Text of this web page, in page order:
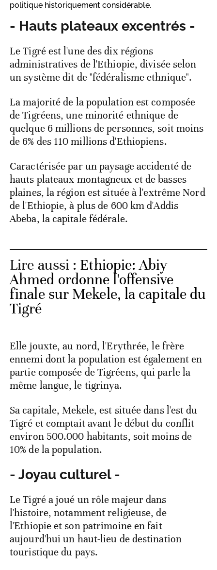
politique historiquement considérable.
- Hauts plateaux excentrés -
Le Tigré est l'une des dix régions
administratives de l'Ethiopie, divisée selon
un système dit de "fédéralisme ethnique".
La majorité de la population est composée
de Tigréens, une minorité ethnique de
quelque 6 millions de personnes, soit moins
de 6% des 110 millions d'Ethiopiens.
Caractérisée par un paysage accidenté de
hauts plateaux montagneux et de basses
plaines, la région est située à l'extrême Nord
de l'Ethiopie, à plus de 600 km d'Addis
Abeba, la capitale fédérale.
Lire aussi : Ethiopie: Abiy
Ahmed ordonne l'offensive
finale sur Mekele, la capitale du
Tigré
Elle jouxte, au nord, l'Erythrée, le frère
ennemi dont la population est également en
partie composée de Tigréens, qui parle la
même langue, le tigrinya.
Sa capitale, Mekele, est située dans l'est du
Tigré et comptait avant le début du conflit
environ 500.000 habitants, soit moins de
10% de la population.
- Joyau culturel -
Le Tigré a joué un rôle majeur dans
l'histoire, notamment religieuse, de
l'Ethiopie et son patrimoine en fait
aujourd'hui un haut-lieu de destination
touristique du pays.